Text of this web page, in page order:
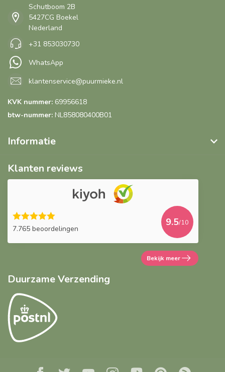
Schutboom 2B
5427CG Boekel
Nederland
+31 853030730
WhatsApp
klantenservice@puurmieke.nl
KVK nummer: 69956618
btw-nummer: NL858080400B01
Informatie
Klanten reviews
7.765 beoordelingen
9.5/10
Bekijk meer
Duurzame Verzending